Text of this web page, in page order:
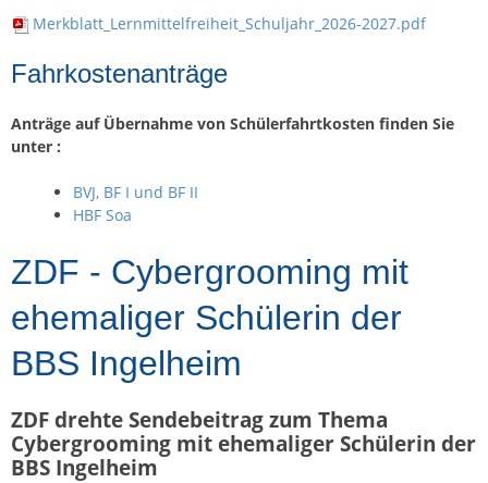
Merkblatt_Lernmittelfreiheit_Schuljahr_2026-2027.pdf
Fahrkostenanträge
Anträge auf Übernahme von Schülerfahrtkosten finden Sie
unter :
BVJ, BF I und BF II
HBF Soa
ZDF - Cybergrooming mit
ehemaliger Schülerin der
BBS Ingelheim
ZDF drehte Sendebeitrag zum Thema
Cybergrooming mit ehemaliger Schülerin der
BBS Ingelheim